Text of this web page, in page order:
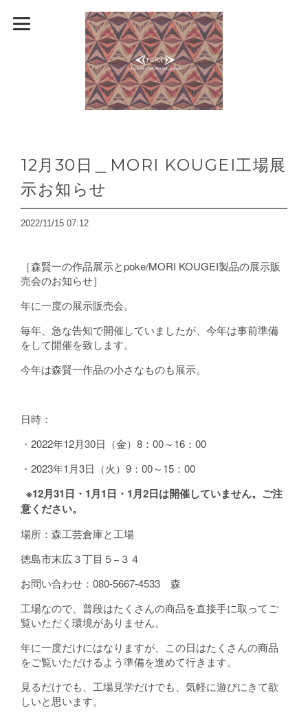
12月30日＿MORI KOUGEI工場展
示お知らせ
2022/11/15 07:12
［森賢一の作品展示とpoke/MORI KOUGEI製品の展示販
売会のお知らせ］
年に一度の展示販売会。
毎年、急な告知で開催していましたが、今年は事前準備
をして開催を致します。
今年は森賢一作品の小さなものも展示。
日時：
・2022年12月30日（金）8：00～16：00
・2023年1月3日（火）9：00～15：00
※12月31日・1月1日・1月2日は開催していません。ご注
意ください。
場所：森工芸倉庫と工場
徳島市末広３丁目５−３４
お問い合わせ：080-5667-4533 森
工場なので、普段はたくさんの商品を直接手に取ってご
覧いただく環境がありません。
年に一度だけにはなりますが、この日はたくさんの商品
をご覧いただけるよう準備を進めて行きます。
見るだけでも、工場見学だけでも、気軽に遊びにきて欲
しいと思います。